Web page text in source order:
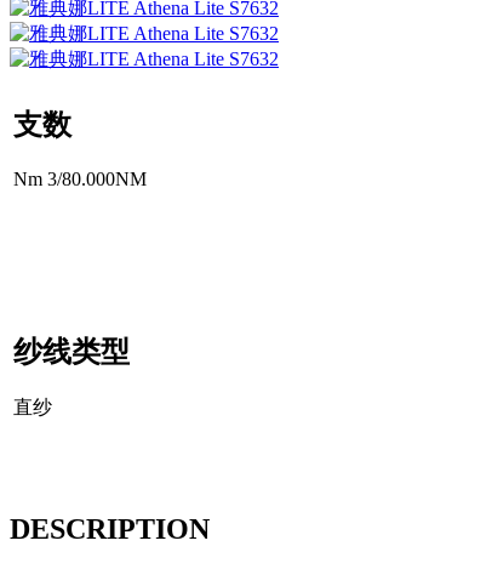
支数
Nm 3/80.000NM
纱线类型
直纱
DESCRIPTION